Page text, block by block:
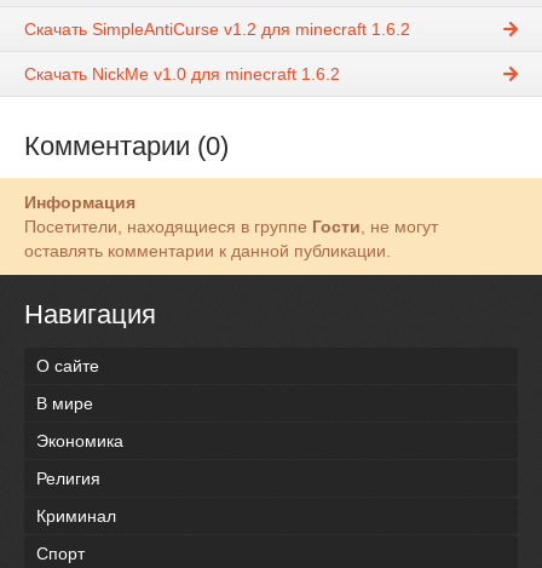
Скачать SimpleAntiCurse v1.2 для minecraft 1.6.2
Скачать NickMe v1.0 для minecraft 1.6.2
Комментарии (0)
Информация
Посетители, находящиеся в группе Гости, не могут
оставлять комментарии к данной публикации.
Навигация
О сайте
В мире
Экономика
Религия
Криминал
Спорт